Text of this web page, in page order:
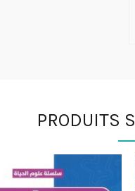
PRODUITS